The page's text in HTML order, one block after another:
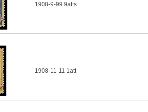
1908-9-99 9atts
1908-11-11 1att